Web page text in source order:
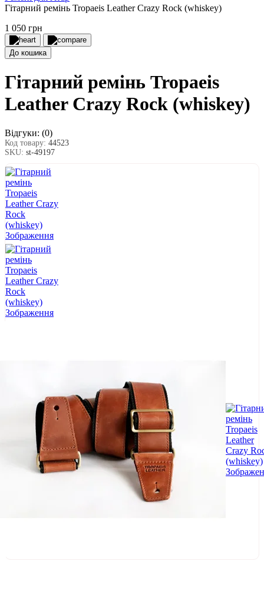
Гітарний ремінь Tropaeis Leather Crazy Rock (whiskey)
1 050 грн
До кошика
Гітарний ремінь Tropaeis
Leather Crazy Rock (whiskey)
Відгуки: (0)
Код товару: 44523
SKU: st-49197